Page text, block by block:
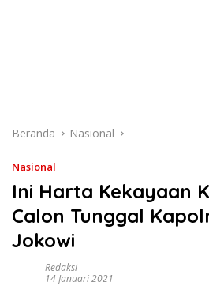
Beranda Nasional
Nasional
Ini Harta Kekayaan
Calon Tunggal
Jokowi
Redaksi
14 Januari 2021